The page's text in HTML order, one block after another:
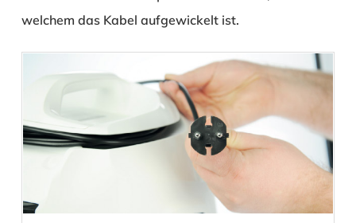
welchem das Kabel aufgewickelt ist.